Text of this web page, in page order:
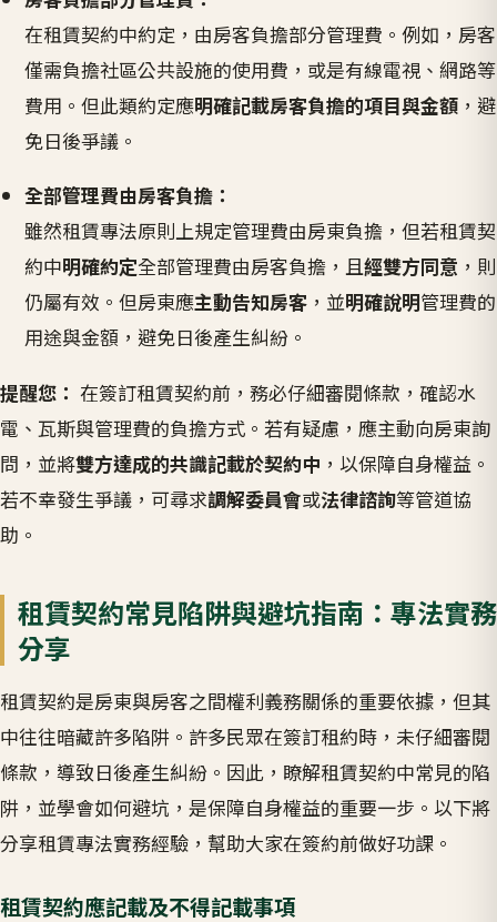
在租賃契約中約定，由房客負擔部分管理費。例如，房客
僅需負擔社區公共設施的使用費，或是有線電視、網路等
費用。但此類約定應明確記載房客負擔的項目與金額 ，避
免日後爭議。
全部管理費由房客負擔：
雖然租賃專法原則上規定管理費由房東負擔，但若租賃契
約中明確約定全部管理費由房客負擔，且經雙方同意 ，則
仍屬有效。但房東應主動告知房客 ，並明確說明管理費的
用途與金額，避免日後產生糾紛。
提醒您： 在簽訂租賃契約前，務必仔細審閱條款，確認水
電、瓦斯與管理費的負擔方式。若有疑慮，應主動向房東詢
問，並將雙方達成的共識記載於契約中 ，以保障自身權益。
若不幸發生爭議，可尋求調解委員會或法律諮詢等管道協
助。
租賃契約常見陷阱與避坑指南：專法實務
分享
租賃契約是房東與房客之間權利義務關係的重要依據，但其
中往往暗藏許多陷阱。許多民眾在簽訂租約時，未仔細審閱
條款，導致日後產生糾紛。因此，瞭解租賃契約中常見的陷
阱，並學會如何避坑，是保障自身權益的重要一步。以下將
分享租賃專法實務經驗，幫助大家在簽約前做好功課。
租賃契約應記載及不得記載事項